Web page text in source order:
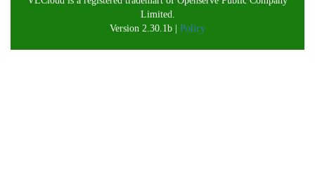
Limited.
Version 2.30.1b | Policy